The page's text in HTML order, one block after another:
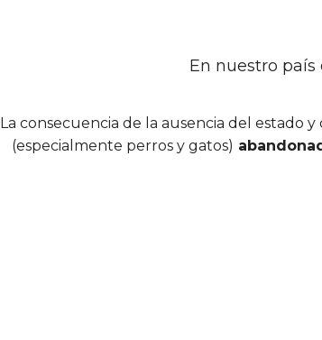
En nuestro
La consecuencia de la ausencia del estado
(especialmente perros y gatos)